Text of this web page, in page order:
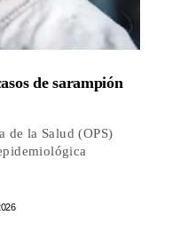
de sarampión
de la Salud (OPS)